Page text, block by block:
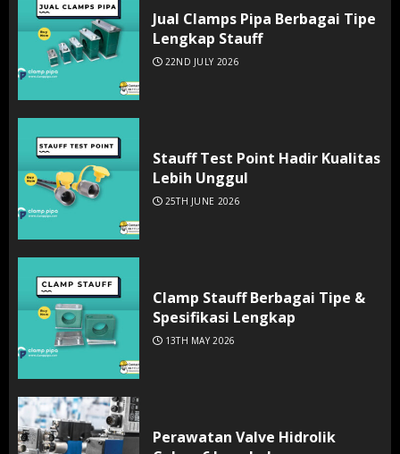
Jual Clamps Pipa Berbagai Tipe
Lengkap Stauff
22ND JULY 2026
Stauff Test Point Hadir Kualitas
Lebih Unggul
25TH JUNE 2026
Clamp Stauff Berbagai Tipe &
Spesifikasi Lengkap
13TH MAY 2026
Perawatan Valve Hidrolik